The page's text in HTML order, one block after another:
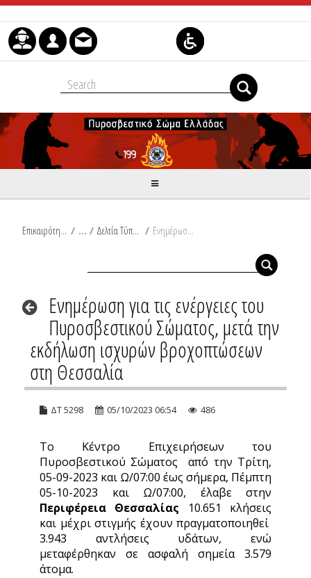
Μετάβαση στο περιεχόμενο
Επικαιρότητα / Δελτία Τύπου / Ενημέρωση για τις ενέργειες του Πυροσβεστικού Σώματος, μετά την εκδήλωση ισχυρών βροχοπτώσεων στη Θεσσαλία
Ενημέρωση για τις ενέργειες του
Πυροσβεστικού Σώματος, μετά την
εκδήλωση ισχυρών βροχοπτώσεων
στη Θεσσαλία
ΔΤ 5298 05/10/2023 06:54 486
Το Κέντρο Επιχειρήσεων του
Πυροσβεστικού Σώματος από την Τρίτη,
05-09-2023 και Ω/07:00 έως σήμερα, Πέμπτη
05-10-2023 και Ω/07:00, έλαβε στην
Περιφέρεια Θεσσαλίας 10.651 κλήσεις
και μέχρι στιγμής έχουν πραγματοποιηθεί
3.943 αντλήσεις υδάτων, ενώ
μεταφέρθηκαν σε ασφαλή σημεία 3.579
άτομα.